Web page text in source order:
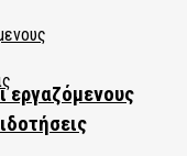
εργαζόμενους